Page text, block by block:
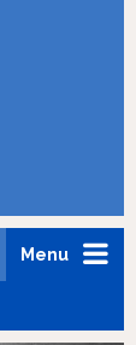
Menu